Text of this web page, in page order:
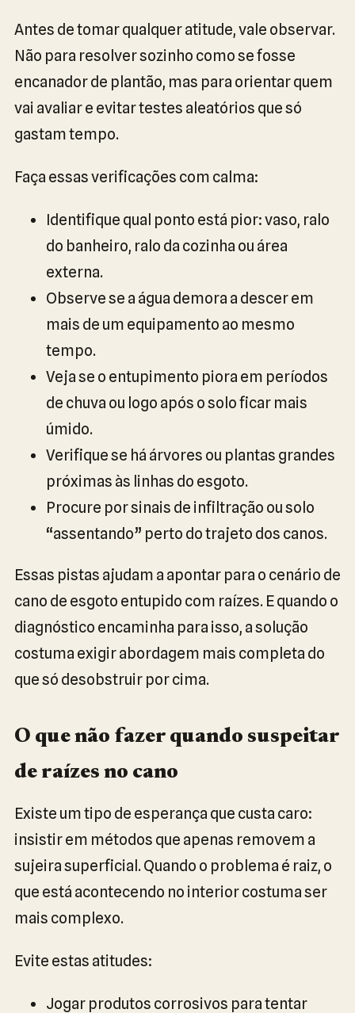
Antes de tomar qualquer atitude, vale observar.
Não para resolver sozinho como se fosse
encanador de plantão, mas para orientar quem
vai avaliar e evitar testes aleatórios que só
gastam tempo.
Faça essas verificações com calma:
Identifique qual ponto está pior: vaso, ralo
do banheiro, ralo da cozinha ou área
externa.
Observe se a água demora a descer em
mais de um equipamento ao mesmo
tempo.
Veja se o entupimento piora em períodos
de chuva ou logo após o solo ficar mais
úmido.
Verifique se há árvores ou plantas grandes
próximas às linhas do esgoto.
Procure por sinais de infiltração ou solo
“assentando” perto do trajeto dos canos.
Essas pistas ajudam a apontar para o cenário de
cano de esgoto entupido com raízes. E quando o
diagnóstico encaminha para isso, a solução
costuma exigir abordagem mais completa do
que só desobstruir por cima.
O que não fazer quando suspeitar
de raízes no cano
Existe um tipo de esperança que custa caro:
insistir em métodos que apenas removem a
sujeira superficial. Quando o problema é raiz, o
que está acontecendo no interior costuma ser
mais complexo.
Evite estas atitudes:
Jogar produtos corrosivos para tentar